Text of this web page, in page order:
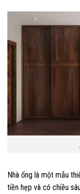
Nhà ống là một mẫu
tiền hẹp và có chiều